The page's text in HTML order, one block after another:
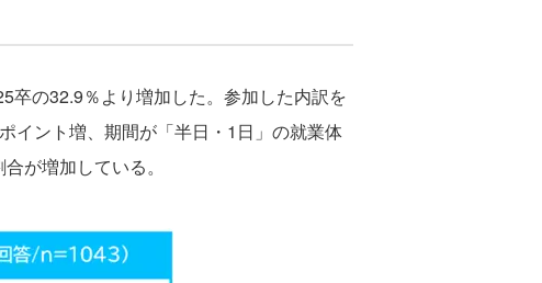
の32.9％より増加した。参加した内訳を
イント増、期間が「半日・1日」の就業体
が増加している。